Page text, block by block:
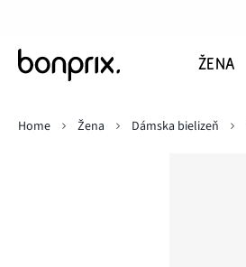
ŽENA
Home
Žena Dámska bielizeň